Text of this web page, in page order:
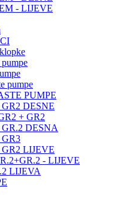
- LIJEVE
pumpe
PUMPE
GR2 DESNE
+ GR2
GR.2 DESNA
GR3
GR2 LIJEVE
- LIJEVE
LIJEVA